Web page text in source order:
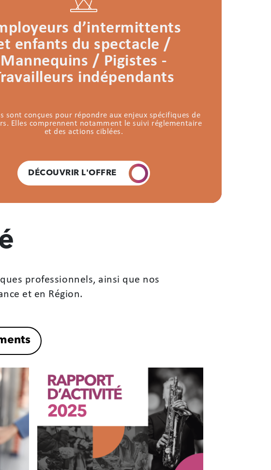
d’intermittents
enfants du spectacle /
Mannequins / Pigistes -
indépendants
sont conçues pour répondre aux enjeux spécifiques de
Elles comprennent notamment le suivi réglementaire
et des actions ciblées.
DÉCOUVRIR L'OFFRE
professionnels, ainsi que nos
et en Région.